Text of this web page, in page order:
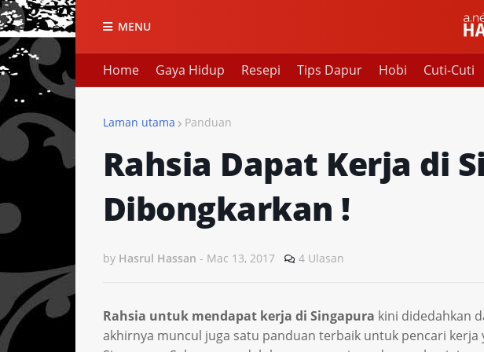
MENU
Home Gaya Hidup Resepi Tips Dapur Hobi Cuti-Cuti
Laman utama Panduan
Rahsia Dapat Kerja di
Dibongkarkan !
by Hasrul Hassan - Mac 13, 2017 4 Ulasan
Rahsia untuk mendapat kerja di Singapura kini didedahkan
akhirnya muncul juga satu panduan terbaik untuk pencari kerja